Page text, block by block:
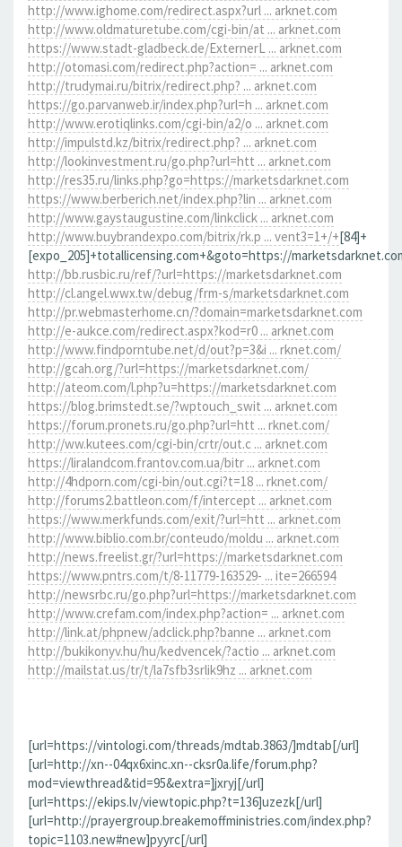
http://www.ighome.com/redirect.aspx?url ... arknet.com
http://www.oldmaturetube.com/cgi-bin/at ... arknet.com
https://www.stadt-gladbeck.de/ExternerL ... arknet.com
http://otomasi.com/redirect.php?action= ... arknet.com
http://trudymai.ru/bitrix/redirect.php? ... arknet.com
https://go.parvanweb.ir/index.php?url=h ... arknet.com
http://www.erotiqlinks.com/cgi-bin/a2/o ... arknet.com
http://impulstd.kz/bitrix/redirect.php? ... arknet.com
http://lookinvestment.ru/go.php?url=htt ... arknet.com
http://res35.ru/links.php?go=https://marketsdarknet.com
https://www.berberich.net/index.php?lin ... arknet.com
http://www.gaystaugustine.com/linkclick ... arknet.com
http://www.buybrandexpo.com/bitrix/rk.p ... vent3=1+/+[84]+
[expo_205]+totallicensing.com+&goto=https://
http://bb.rusbic.ru/ref/?url=https://marketsdarknet.com
http://cl.angel.wwx.tw/debug/frm-s/marketsdarknet.com
http://pr.webmasterhome.cn/?domain=marketsdarknet.com
http://e-aukce.com/redirect.aspx?kod=r0 ... arknet.com
http://www.findporntube.net/d/out?p=3&i ... rknet.com/
http://gcah.org/?url=https://marketsdarknet.com/
http://ateom.com/l.php?u=https://marketsdarknet.com
https://blog.brimstedt.se/?wptouch_swit ... arknet.com
https://forum.pronets.ru/go.php?url=htt ... rknet.com/
http://ww.kutees.com/cgi-bin/crtr/out.c ... arknet.com
https://liralandcom.frantov.com.ua/bitr ... arknet.com
http://4hdporn.com/cgi-bin/out.cgi?t=18 ... rknet.com/
http://forums2.battleon.com/f/intercept ... arknet.com
https://www.merkfunds.com/exit/?url=htt ... arknet.com
http://www.biblio.com.br/conteudo/moldu ... arknet.com
http://news.freelist.gr/?url=https://marketsdarknet.com
https://www.pntrs.com/t/8-11779-163529- ... ite=266594
http://newsrbc.ru/go.php?url=https://marketsdarknet.com
http://www.crefam.com/index.php?action= ... arknet.com
http://link.at/phpnew/adclick.php?banne ... arknet.com
http://bukikonyv.hu/hu/kedvencek/?actio ... arknet.com
http://mailstat.us/tr/t/la7sfb3srlik9hz ... arknet.com
[url=https://vintologi.com/threads/mdtab.3863/]mdtab[/url]
[url=http://xn--04qx6xinc.xn--cksr0a.life/forum.php?
mod=viewthread&tid=95&extra=]jxryj[/url]
[url=https://ekips.lv/viewtopic.php?t=136]uzezk[/url]
[url=http://prayergroup.breakemoffministries.com/index.php?
topic=1103.new#new]pyyrc[/url]